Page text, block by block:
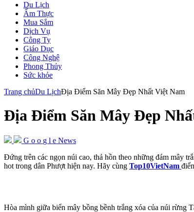
Du Lịch
Ẩm Thực
Mua Sắm
Dịch Vụ
Công Ty
Giáo Dục
Công Nghệ
Phong Thủy
Sức khỏe
Trang chủDu LịchĐịa Điểm Săn Mây Đẹp Nhất Việt Nam
Địa Điểm Săn Mây Đẹp
G o o g l e News
Đứng trên các ngọn núi cao, thả hồn theo những đám mây
hot trong dân Phượt hiện nay. Hãy cùng Top10VietNam
Hòa mình giữa biển mây bồng bềnh trắng xóa của núi rừng